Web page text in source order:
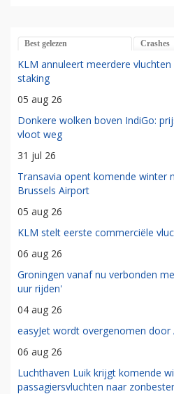
Best gelezen Crashes
KLM annuleert meerdere
staking
05 aug 26
Donkere wolken boven IndiGo:
vloot weg
31 jul 26
Transavia opent komende winter
Brussels Airport
05 aug 26
KLM stelt eerste commerciële
06 aug 26
Groningen vanaf nu verbonden
uur rijden'
04 aug 26
easyJet wordt overgenomen
06 aug 26
Luchthaven Luik krijgt komende
passagiersvluchten naar